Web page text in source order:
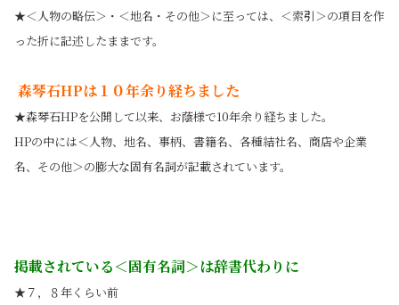
★＜人物の略伝＞・＜地名・その他＞に至っては、＜索引＞の項目を作
った折に記述したままです。
森琴石HPは１０年余り経ちました
★森琴石HPを公開して以来、お蔭様で10年余り経ちました。
HPの中には＜人物、地名、事柄、書籍名、各種結社名、商店や企業
名、その他＞の膨大な固有名詞が記載されています。
掲載されている＜固有名詞＞は辞書代わりに
★７，８年くらい前